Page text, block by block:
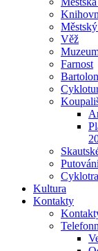
Věž
Farnost
Kultura
Kontakty